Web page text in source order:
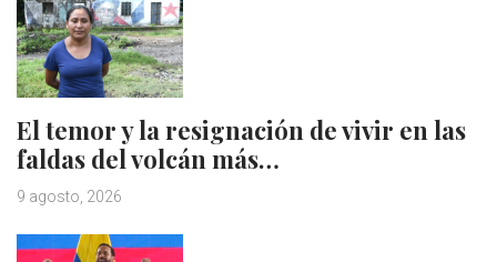
El temor y la resignación de vivir en las
faldas del volcán más…
9 agosto, 2026